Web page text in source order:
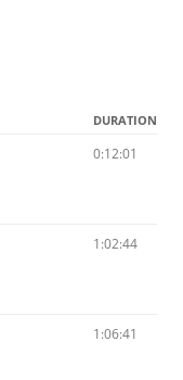
DURATION
0:12:01
1:02:44
1:06:41